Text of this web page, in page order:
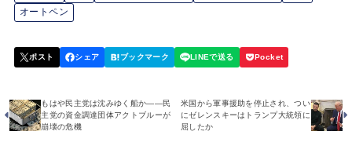
オートペン
もはや民主党は沈みゆく船か――民
主党の資金調達団体アクトブルーが
崩壊の危機
米国から軍事援助を停止され、つい
にゼレンスキーはトランプ大統領に
屈したか